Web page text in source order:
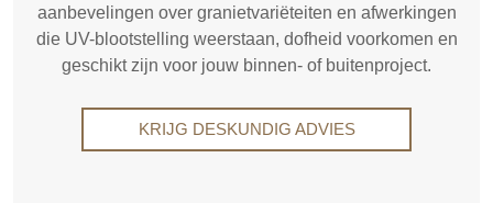
aanbevelingen over granietvariëteiten en afwerkingen
die UV-blootstelling weerstaan, dofheid voorkomen en
geschikt zijn voor jouw binnen- of buitenproject.
KRIJG DESKUNDIG ADVIES